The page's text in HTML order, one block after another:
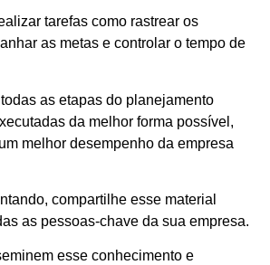
tarefas como rastrear os
as metas e controlar o tempo de
as etapas do planejamento
da melhor forma possível,
melhor desempenho da empresa
compartilhe esse material
as pessoas-chave da sua empresa.
esse conhecimento e